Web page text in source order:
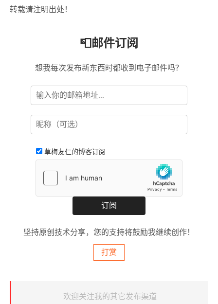
转载请注明出处！
📮邮件订阅
想我每次发布新东西时都收到电子邮件吗？
草梅友仁的博客订阅
坚持原创技术分享，您的支持将鼓励我继续创作！
打赏
欢迎关注我的其它发布渠道